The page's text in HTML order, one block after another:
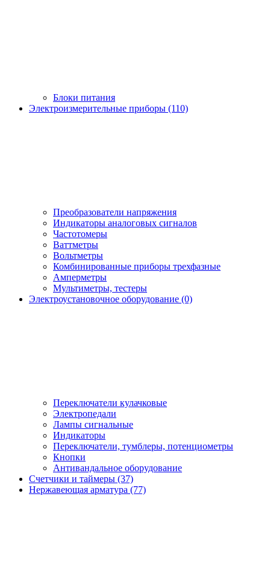
Блоки питания
Электроизмерительные приборы (110)
Преобразователи напряжения
Индикаторы аналоговых сигналов
Частотомеры
Ваттметры
Вольтметры
Комбинированные приборы трехфазные
Амперметры
Мультиметры, тестеры
Электроустановочное оборудование (0)
Переключатели кулачковые
Электропедали
Лампы сигнальные
Индикаторы
Переключатели, тумблеры, потенциометры
Кнопки
Антивандальное оборудование
Счетчики и таймеры (37)
Нержавеющая арматура (77)